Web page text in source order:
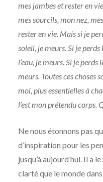
mes jambes et rester en
mes sourcils, mon nez,
rester en vie. Mais si je
soleil, je meurs. Si je
l’eau, je meurs. Si je
meurs. Toutes ces choses
moi, plus essentielles à
l’est mon prétendu corps.
Ne nous étonnons pas
d’inspiration pour les
jusqu’à aujourd’hui. Il a
clarté que le monde